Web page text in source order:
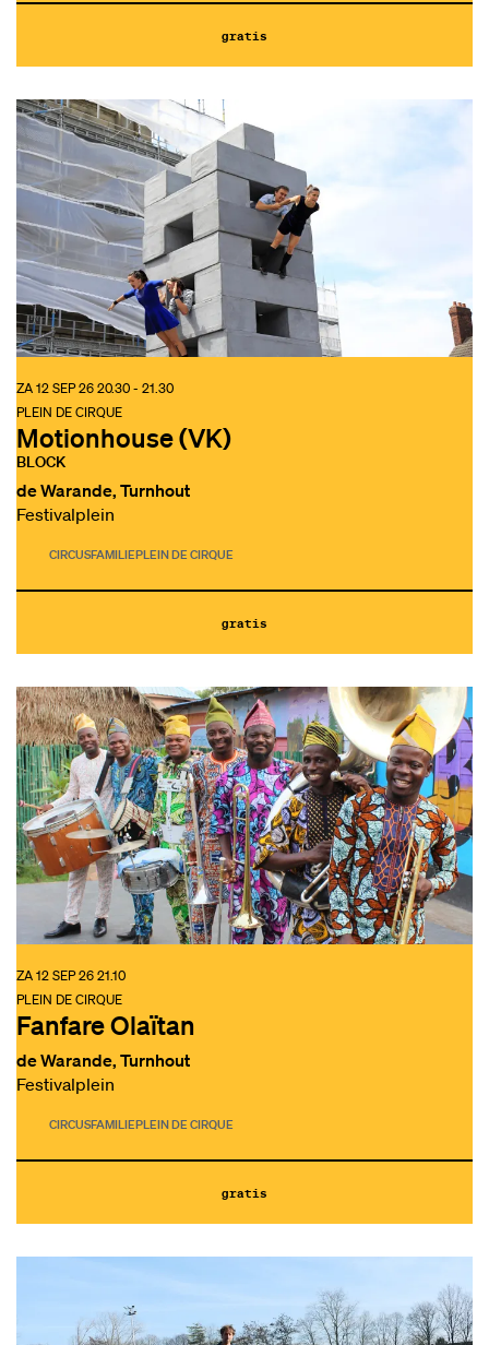
gratis
Motionhouse (VK)
BLOCK
PLEIN DE CIRQUE
ZA 12 SEP 2620.30 - 21.30
de Warande, Turnhout
Festivalplein
CIRCUSFAMILIEPLEIN DE CIRQUE
gratis
Fanfare Olaïtan
PLEIN DE CIRQUE
ZA 12 SEP 2621.10
de Warande, Turnhout
Festivalplein
CIRCUSFAMILIEPLEIN DE CIRQUE
gratis